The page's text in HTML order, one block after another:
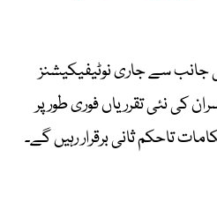
جانب سے جاری نوٹیفیکیشنز
کی نئی تقرریاں فوری طور پر
تاحکم ثانی برقرار رہیں گے۔